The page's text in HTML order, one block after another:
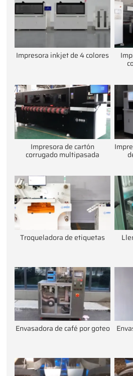
Impresora inkjet de 4 colores
Impresora de cartón
corrugado multipasada
Troqueladora de etiquetas
Envasadora de café por goteo